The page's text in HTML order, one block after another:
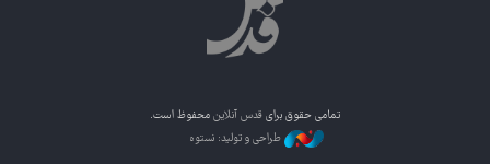
تمامی حقوق برای قدس آنلاین محفوظ است.
طراحی و تولید: نستوه